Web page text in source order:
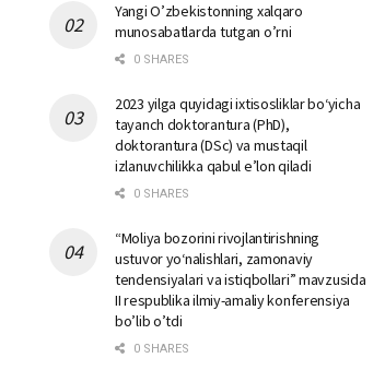
Yangi O’zbekistonning xalqaro
munosabatlarda tutgan o’rni
0 SHARES
2023 yilga quyidagi ixtisosliklar bо‘yicha
tayanch doktorantura (PhD),
doktorantura (DSc) va mustaqil
izlanuvchilikka qabul e’lon qiladi
0 SHARES
“Moliya bozorini rivojlantirishning
ustuvor yo‘nalishlari, zamonaviy
tendensiyalari va istiqbollari” mavzusida
II respublika ilmiy-amaliy konferensiya
bo’lib o’tdi
0 SHARES